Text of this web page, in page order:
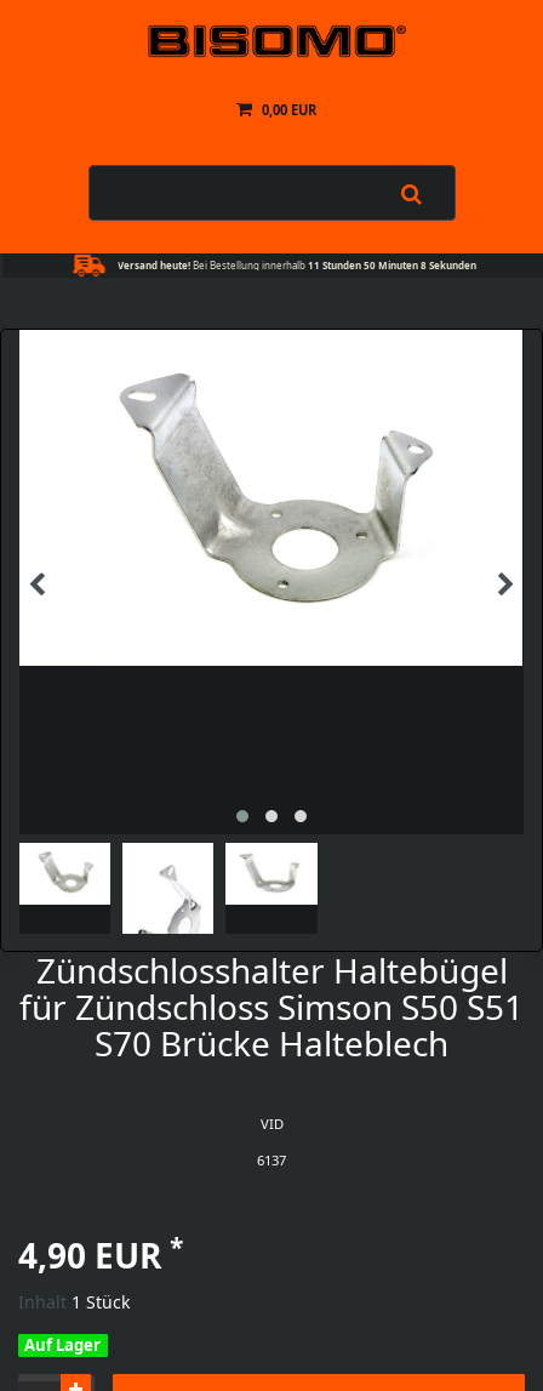
0,00 EUR
Versand heute!Bei Bestellung innerhalb11 Stunden 50 Minuten 8 Sekunden
Zündschlosshalter Haltebügel
für Zündschloss Simson S50 S51
S70 Brücke Halteblech
VID
6137
4,90 EUR *
Inhalt 1 Stück
Auf Lager